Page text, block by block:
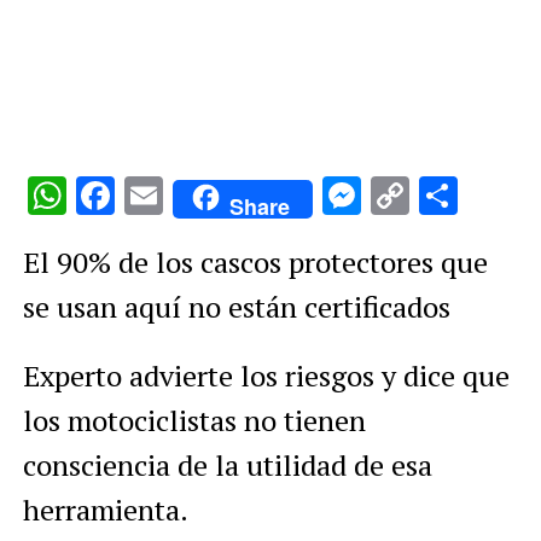
WhatsApp
Facebook
EmailShare
Copy
El 90% de los cascos protectores que
se usan aquí no están certificados
Experto advierte los riesgos y dice que
los motociclistas no tienen
consciencia de la utilidad de esa
herramienta.